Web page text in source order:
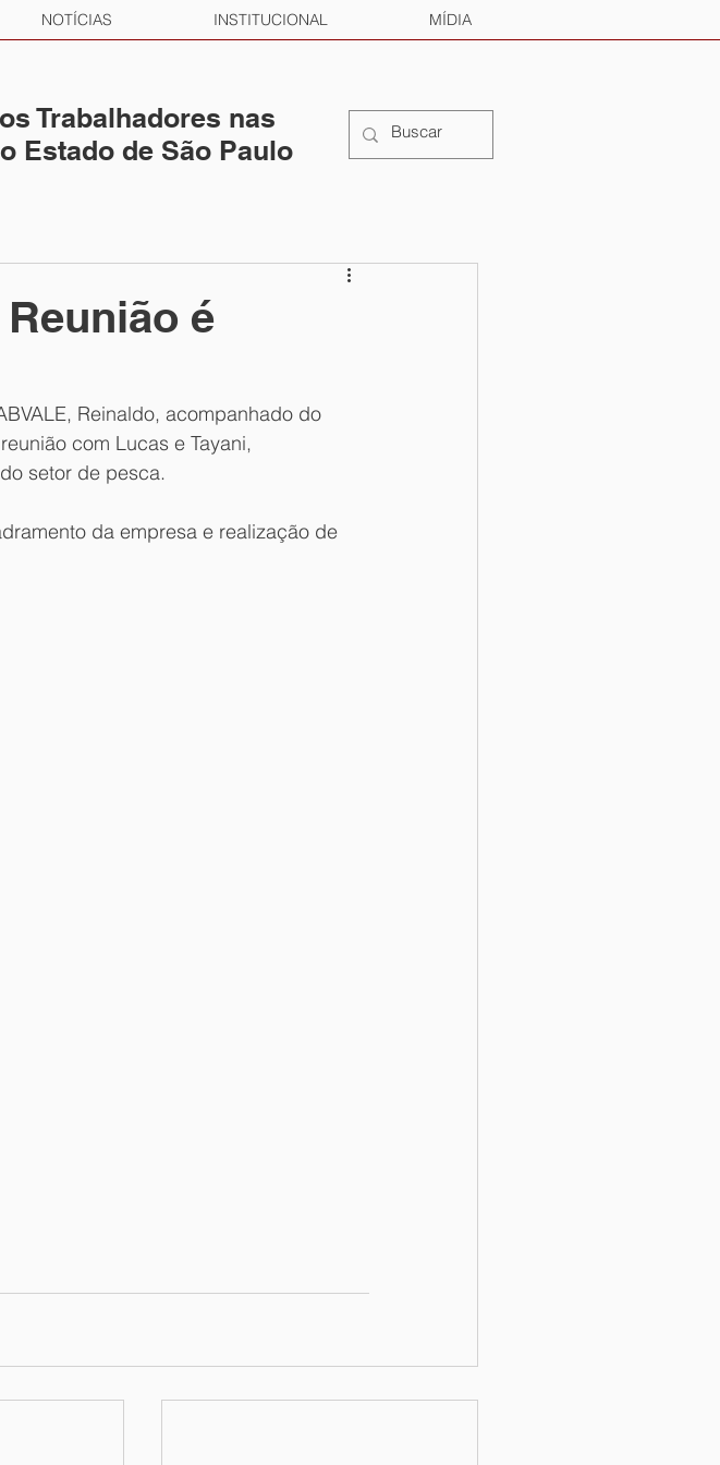
NOTÍCIAS INSTITUCIONAL MÍDIA
Trabalhadores nas
Estado de São Paulo
é
Reinaldo, acompanhado do
com Lucas e Tayani,
setor de pesca.
da empresa e realização de